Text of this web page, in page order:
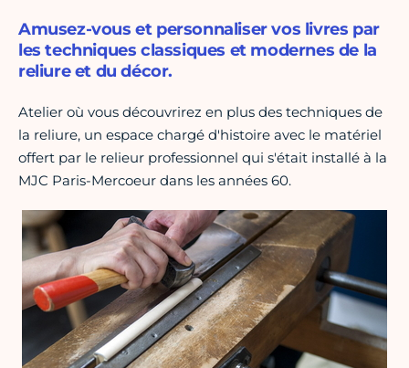
Amusez-vous et personnaliser vos livres par
les techniques classiques et modernes de la
reliure et du décor.
Atelier où vous découvrirez en plus des techniques de
la reliure, un espace chargé d'histoire avec le matériel
offert par le relieur professionnel qui s'était installé à la
MJC Paris-Mercoeur dans les années 60.